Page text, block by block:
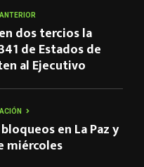
dos tercios la
de Estados de
al Ejecutivo
en La Paz y
miércoles